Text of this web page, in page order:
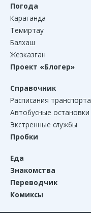
Погода
Караганда
Темиртау
Балхаш
Жезказган
Проект «Блогер»
Справочник
Расписания транспорта
Автобусные остановки
Экстренные службы
Пробки
Еда
Знакомства
Переводчик
Комиксы